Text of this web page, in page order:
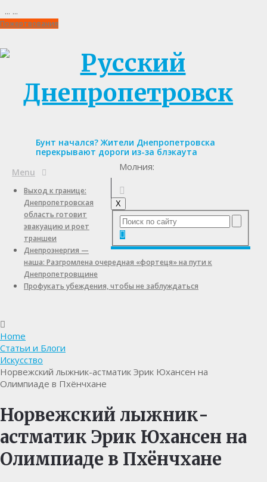
... ...
Пожертвования
Бунт начался? Жители Днепропетровска
перекрывают дороги из-за блэкаута
Menu
X
Молния:
Выход к границе:
Днепропетровская
область готовит
эвакуацию и роет
траншеи
Днепроэнергия —
наша: Разгромлена очередная «фортеця» на пути к
Днепропетровщине
Профукать убеждения, чтобы не заблуждаться
Home
Статьи и Блоги
Искусство
Норвежский лыжник-астматик Эрик Юхансен на
Олимпиаде в Пхёнчхане
Норвежский лыжник-
астматик Эрик Юхансен на
Олимпиаде в Пхёнчхане